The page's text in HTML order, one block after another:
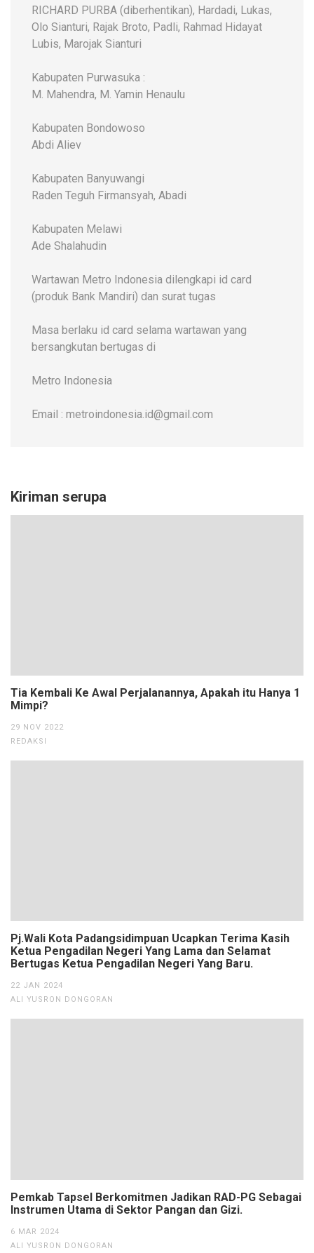
RICHARD PURBA (diberhentikan), Hardadi, Lukas,
Olo Sianturi, Rajak Broto, Padli, Rahmad Hidayat
Lubis, Marojak Sianturi
Kabupaten Purwasuka :
M. Mahendra, M. Yamin Henaulu
Kabupaten Bondowoso
Abdi Aliev
Kabupaten Banyuwangi
Raden Teguh Firmansyah, Abadi
Kabupaten Melawi
Ade Shalahudin
Wartawan Metro Indonesia dilengkapi id card
(produk Bank Mandiri) dan surat tugas
Masa berlaku id card selama wartawan yang
bersangkutan bertugas di
Metro Indonesia
Email : metroindonesia.id@gmail.com
Kiriman serupa
Tia Kembali Ke Awal Perjalanannya, Apakah itu Hanya 1
Mimpi?
29 NOV 2022
REDAKSI
Pj.Wali Kota Padangsidimpuan Ucapkan Terima Kasih
Ketua Pengadilan Negeri Yang Lama dan Selamat
Bertugas Ketua Pengadilan Negeri Yang Baru.
22 JAN 2024
ALI YUSRON DONGORAN
Pemkab Tapsel Berkomitmen Jadikan RAD-PG Sebagai
Instrumen Utama di Sektor Pangan dan Gizi.
6 MAR 2024
ALI YUSRON DONGORAN